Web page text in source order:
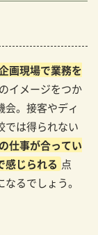
画現場で業務を
イメージをつか
会。接客やディ
では得られない
仕事が合ってい
感じられる 点
るでしょう。